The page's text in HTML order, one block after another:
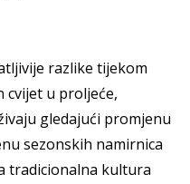
razlike tijekom
cvijet u proljeće,
gledajući promjenu
sezonskih namirnica
tradicionalna kultura